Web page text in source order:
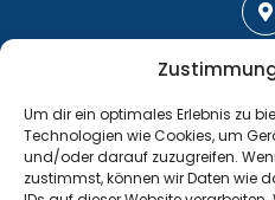
Um dir ein optimales Erlebnis zu
Technologien wie Cookies, um
und/oder darauf zuzugreifen.
zustimmst, können wir Daten wie
Großenhainer
01689